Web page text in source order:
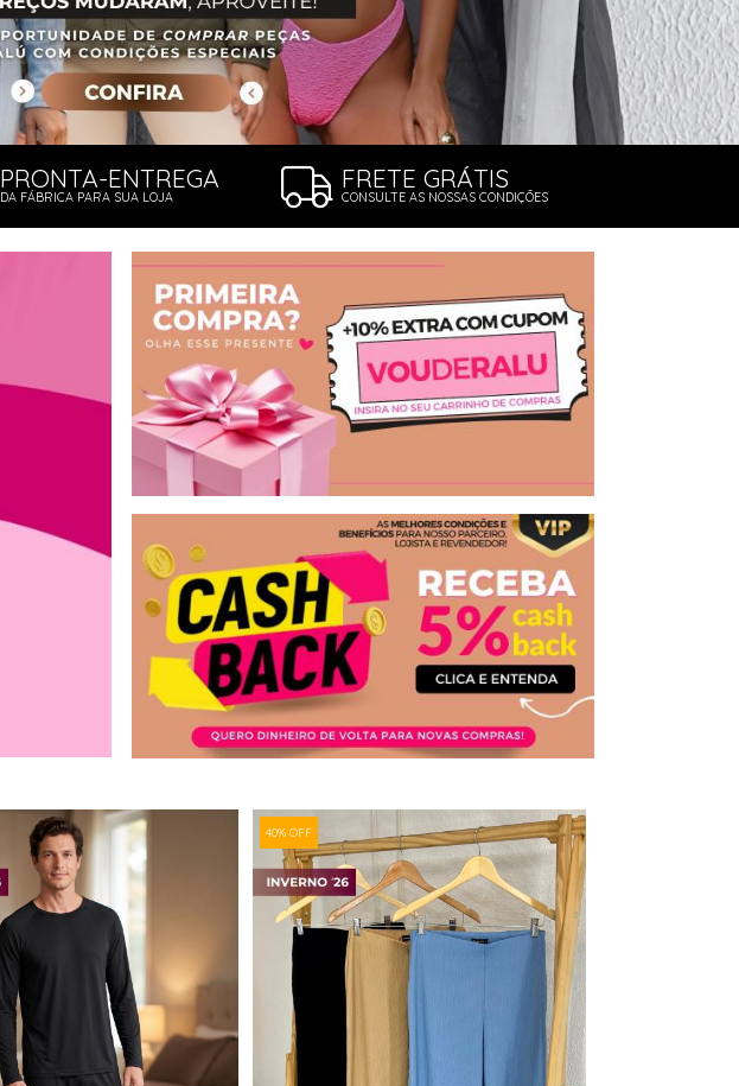
PRONTA-ENTREGA
DA FÁBRICA PARA SUA LOJA
FRETE GRÁTIS
CONSULTE AS NOSSAS CONDIÇÕES
40% OFF